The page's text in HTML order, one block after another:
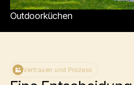
Outdoorküchen
Vertrauen und Prozess